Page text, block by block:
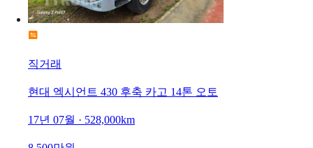
직거래
현대 엑시언트 430 후축 카고 14톤 오토
17년 07월 · 528,000km